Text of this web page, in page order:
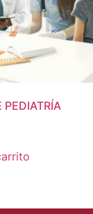
PEDIATRÍA